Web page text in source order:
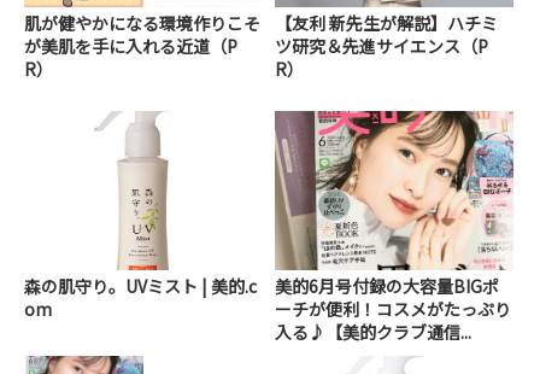
肌が健やかになる環境作りこそ
が美肌を手に入れる近道（P
R）
【友利 新先生が解説】ハチミ
ツ研究＆先進サイエンス（P
R）
森の肌守り。UVミスト | 美的.c
om
美的6月号付録の大容量BIGポ
ーチが便利！コスメがたっぷり
入る♪【美的クラブ通信...